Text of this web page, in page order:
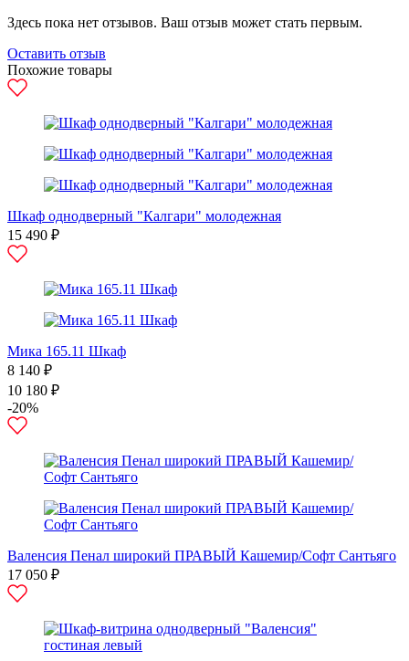
Здесь пока нет отзывов. Ваш отзыв может стать первым.
Оставить отзыв
Похожие товары
Шкаф однодверный "Калгари" молодежная
15 490 ₽
Мика 165.11 Шкаф
8 140 ₽
10 180 ₽
-20%
Валенсия Пенал широкий ПРАВЫЙ Кашемир/Софт Сантьяго
17 050 ₽